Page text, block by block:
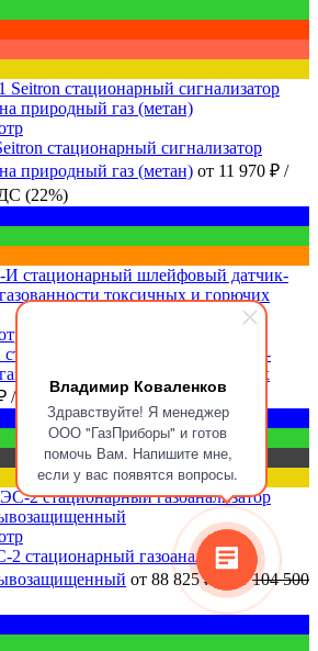
Владимир Коваленков
Здравствуйте! Я менеджер
ООО "ГазПриборы" и готов
помочь Вам. Напишите мне,
если у вас появятся вопросы.
стационарный сигнализатор
природный газ (метан) от 11 970 ₽ /
(22%)
шлейфовый датчик-
токсичных и горючих
/ шт
с НДС (22%)
газоанализатор
от 88 825 ₽ / шт 104 500